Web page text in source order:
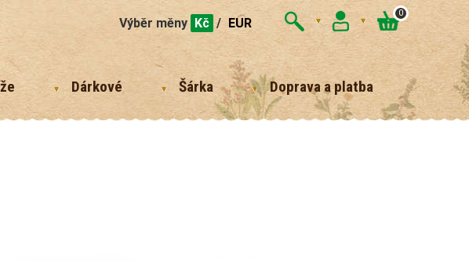
Výběr měny Kč / EUR
0
Dárkové Šárka Doprava a platba